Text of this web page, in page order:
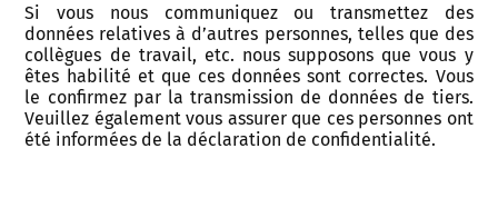
Si vous nous communiquez ou transmettez des
données relatives à d’autres personnes, telles que des
collègues de travail, etc. nous supposons que vous y
êtes habilité et que ces données sont correctes. Vous
le confirmez par la transmission de données de tiers.
Veuillez également vous assurer que ces personnes ont
été informées de la déclaration de confidentialité.